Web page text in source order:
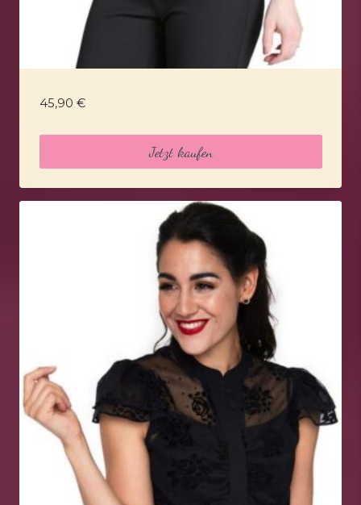
45,90 €
Jetzt kaufen